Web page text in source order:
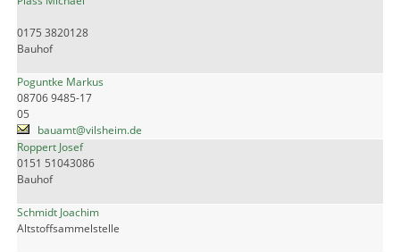
0175 3820128
Bauhof
Poguntke Markus
08706 9485-17
05
bauamt@vilsheim.de
Roppert Josef
0151 51043086
Bauhof
Schmidt Joachim
Altstoffsammelstelle